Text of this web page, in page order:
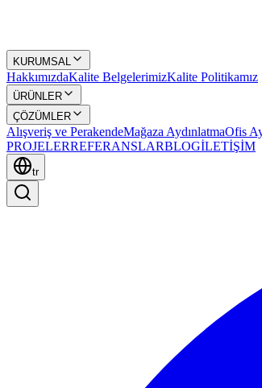
KURUMSAL
HakkımızdaKalite BelgelerimizKalite Politikamız
ÜRÜNLER
ÇÖZÜMLER
Alışveriş ve PerakendeMağaza AydınlatmaOfis
PROJELERREFERANSLARBLOGİLETİŞİM
tr